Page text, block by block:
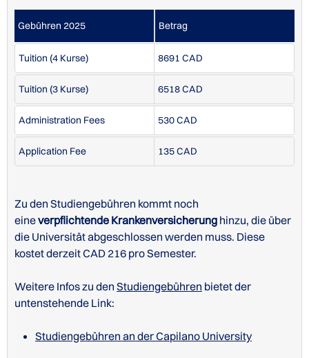
Studiengebühren der Capilano University
Kurskatalog der Capilano University
Stundenplan der Capilano University
University
Studiengebühren an der Capilano University
Gebühren 2025 Betrag
Tuition (4 Kurse) 8691 CAD
Tuition (3 Kurse) 6518 CAD
Administration Fees 530 CAD
Application Fee 135 CAD
Zu den Studiengebühren kommt noch
eineverpflichtende Krankenversicherung hinzu, die über
die Universität abgeschlossen werden muss. Diese
kostet derzeit CAD 216 pro Semester.
Weitere Infos zu den Studiengebühren bietet der
untenstehende Link:
Studiengebühren an der Capilano University